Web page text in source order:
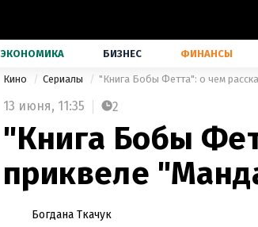
ЭКОНОМИКА БИЗНЕС ФИНАНСЫ
Кино Сериалы "Книга Бобы Фетта": о чем
13 июня, 11:35 2
"Книга Бобы
приквеле
Богдана Ткачук